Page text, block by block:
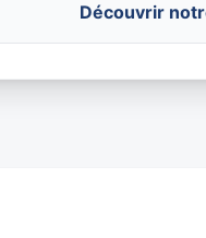
Découvrir